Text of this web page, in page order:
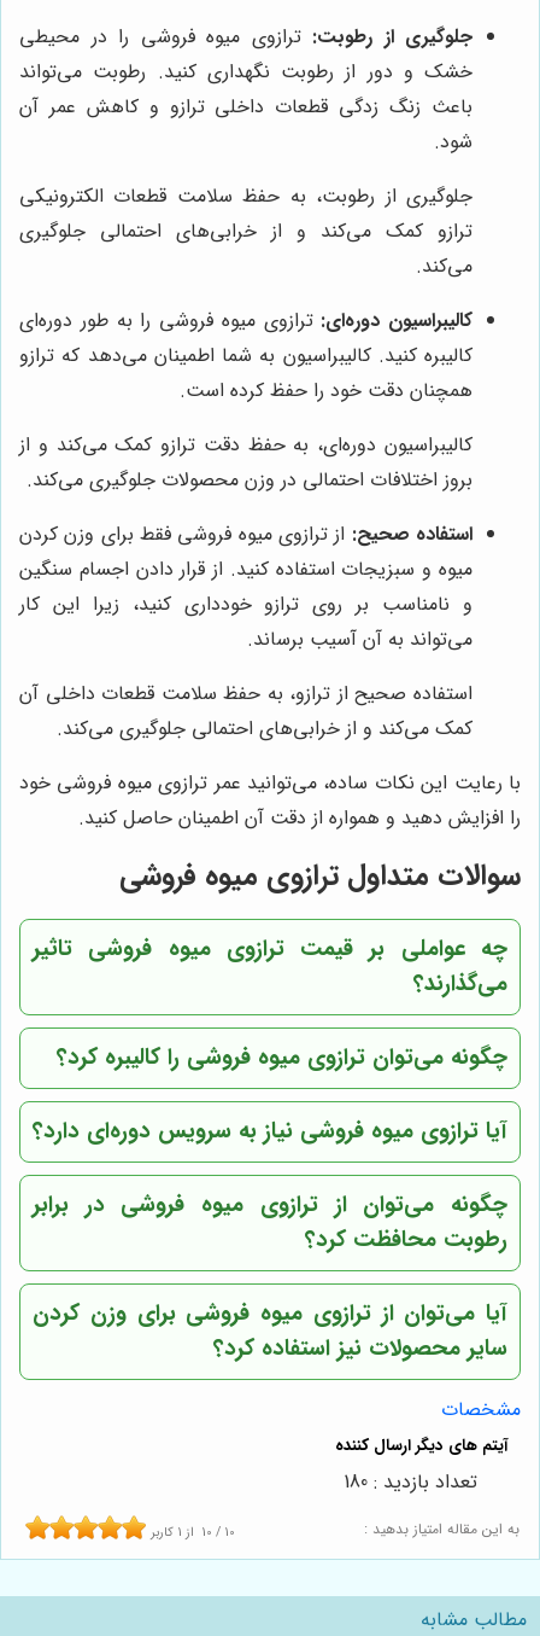
جلوگیری از رطوبت: ترازوی میوه فروشی را در محیطی
خشک و دور از رطوبت نگهداری کنید. رطوبت می‌تواند
باعث زنگ زدگی قطعات داخلی ترازو و کاهش عمر آن
شود.
جلوگیری از رطوبت، به حفظ سلامت قطعات الکترونیکی
ترازو کمک می‌کند و از خرابی‌های احتمالی جلوگیری
می‌کند.
کالیبراسیون دوره‌ای: ترازوی میوه فروشی را به طور دوره‌ای
کالیبره کنید. کالیبراسیون به شما اطمینان می‌دهد که ترازو
همچنان دقت خود را حفظ کرده است.
کالیبراسیون دوره‌ای، به حفظ دقت ترازو کمک می‌کند و از
بروز اختلافات احتمالی در وزن محصولات جلوگیری می‌کند.
استفاده صحیح: از ترازوی میوه فروشی فقط برای وزن کردن
میوه و سبزیجات استفاده کنید. از قرار دادن اجسام سنگین
و نامناسب بر روی ترازو خودداری کنید، زیرا این کار
می‌تواند به آن آسیب برساند.
استفاده صحیح از ترازو، به حفظ سلامت قطعات داخلی آن
کمک می‌کند و از خرابی‌های احتمالی جلوگیری می‌کند.
با رعایت این نکات ساده، می‌توانید عمر ترازوی میوه فروشی خود
را افزایش دهید و همواره از دقت آن اطمینان حاصل کنید.
سوالات متداول ترازوی میوه فروشی
چه عواملی بر قیمت ترازوی میوه فروشی تاثیر
می‌گذارند؟
چگونه می‌توان ترازوی میوه فروشی را کالیبره کرد؟
آیا ترازوی میوه فروشی نیاز به سرویس دوره‌ای دارد؟
چگونه می‌توان از ترازوی میوه فروشی در برابر
رطوبت محافظت کرد؟
آیا می‌توان از ترازوی میوه فروشی برای وزن کردن
سایر محصولات نیز استفاده کرد؟
مشخصات
به این مقاله امتیاز بدهید : 10 / 10 از 1 کاربر
تعداد بازدید : 180
مطالب مشابه